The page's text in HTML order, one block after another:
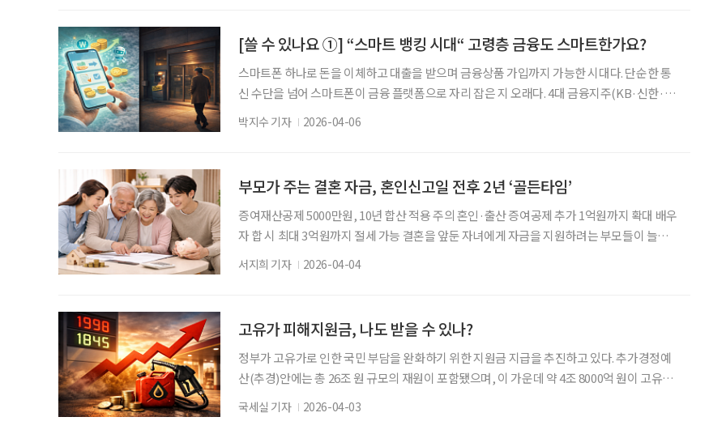
[쓸 수 있나요 ①] “스마트 뱅킹 시대“ 고령층 금융도 스마트한가요?
스마트폰 하나로 돈을 이체하고 대출을 받으며 금융상품 가입까지 가능한 시대다. 단순한 통
신 수단을 넘어 스마트폰이 금융 플랫폼으로 자리 잡은 지 오래다. 4대 금융지주(KB·신한·하
나·우리) 회장들은 올해 신년사에서 ‘AX(AI 전환)’를 핵심 전략으로 선언하며 디지털화에 속
도를 높이고 있다. 그러나 이 변화가 모든 이용자에게 동일하게 작동하는 것은 아니다. 특히 고
박지수 기자 2026-04-06
부모가 주는 결혼 자금, 혼인신고일 전후 2년 ‘골든타임’
증여재산공제 5000만원, 10년 합산 적용 주의 혼인·출산 증여공제 추가 1억원까지 확대 배우
자 합 시 최대 3억원까지 절세 가능 결혼을 앞둔 자녀에게 자금을 지원하려는 부모들이 늘면
서 증여세 부담을 줄일 수 있는 절세 전략에 대한 관심도 커지고 있다. 김현정 하나은행 리빙트
러스트컨설팅부 세무 전문위원은 최근 하나더넥스트에 게재한 글을 통해 기본적인 공제 제도
서지희 기자 2026-04-04
고유가 피해지원금, 나도 받을 수 있나?
정부가 고유가로 인한 국민 부담을 완화하기 위한 지원금 지급을 추진하고 있다. 추가경정예
산(추경)안에는 총 26조 원 규모의 재원이 포함됐으며, 이 가운데 약 4조 8000억 원이 고유가
피해지원금에 사용될 예정이다. 정부는 4월 10일 국회 본회의 통과를 목표로 관련 절차를 진
행 중이다. 지원 대상과 지급 시기에 대한 관심도 높아지고 있다. 현재까지는 전체 국민 가운데
국세실 기자 2026-04-03